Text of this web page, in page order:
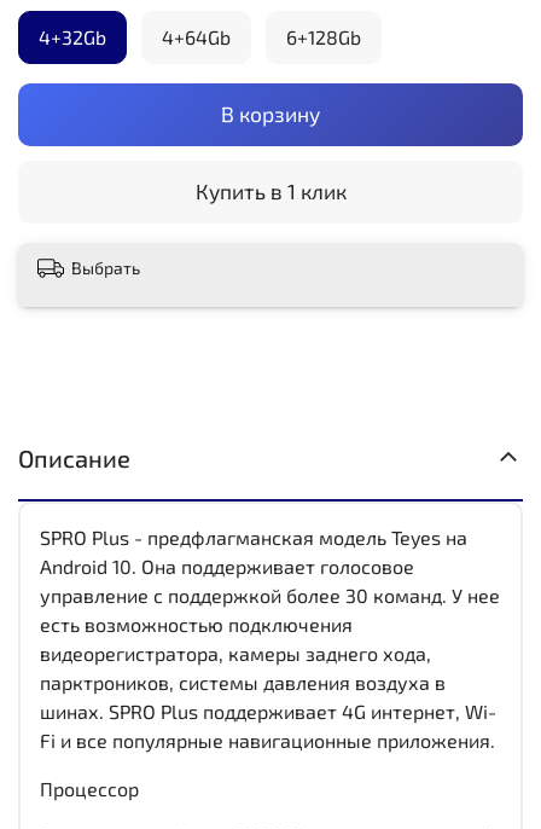
В корзину
Купить в 1 клик
4+32Gb 4+64Gb 6+128Gb
Выбрать
Описание
SPRO Plus - предфлагманская модель Teyes на
Android 10. Она поддерживает голосовое
управление с поддержкой более 30 команд. У нее
есть возможностью подключения
видеорегистратора, камеры заднего хода,
парктроников, системы давления воздуха в
шинах. SPRO Plus поддерживает 4G интернет, Wi-
Fi и все популярные навигационные приложения.
Процессор